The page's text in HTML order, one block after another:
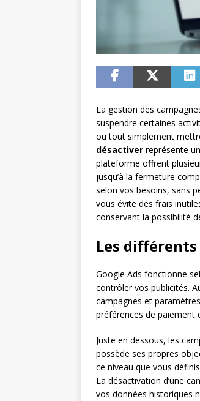
La gestion des
suspendre certaines
ou tout simplement
désactiver représente
plateforme offrent
jusqu’à la fermeture
selon vos besoins, sans
vous évite des frais
conservant la possibilité
Les
Google Ads fonctionne
contrôler vos publicités.
campagnes et
préférences de paiement
Juste en dessous, les
possède ses propres
ce niveau que vous
La désactivation d’une
vos données historiques